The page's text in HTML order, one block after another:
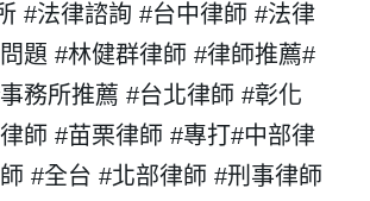
#法律諮詢 #台中律師 #法律
題 #林健群律師 #律師推薦#
事務所推薦 #台北律師 #彰化
師 #苗栗律師 #專打#中部律
#全台 #北部律師 #刑事律師